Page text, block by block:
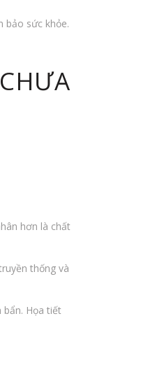
bảo sức khỏe.
hơn là chất
thống và
Họa tiết